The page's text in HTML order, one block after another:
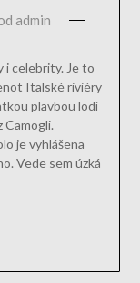
admin
celebrity. Je to
Italské riviéry
plavbou lodí
Camogli.
je vyhlášena
Vede sem úzká